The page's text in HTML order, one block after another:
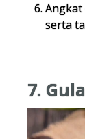
serta
7.